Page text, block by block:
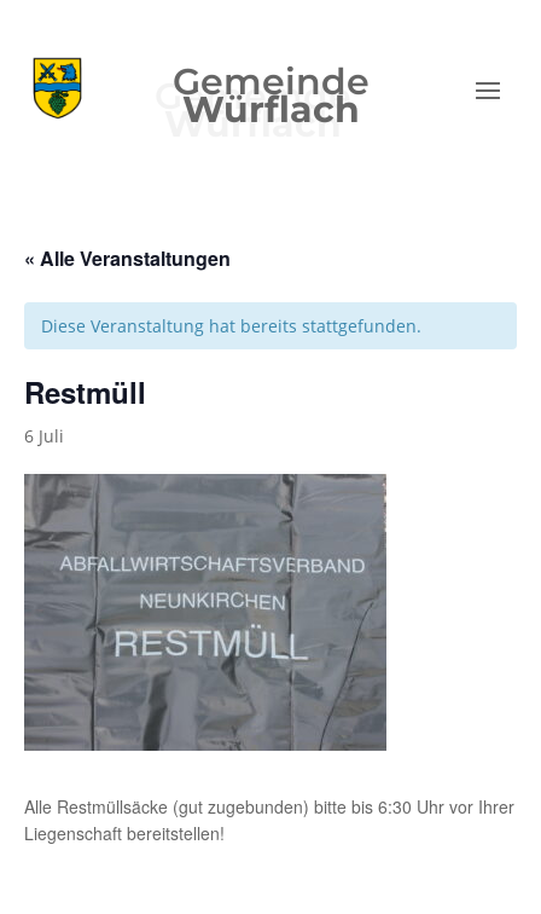
Gemeinde
Würflach
« Alle Veranstaltungen
Diese Veranstaltung hat bereits stattgefunden.
Restmüll
6 Juli
Alle Restmüllsäcke (gut zugebunden) bitte bis 6:30 Uhr vor Ihrer
Liegenschaft bereitstellen!